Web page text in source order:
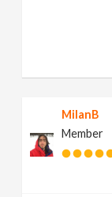
MilanB
Member